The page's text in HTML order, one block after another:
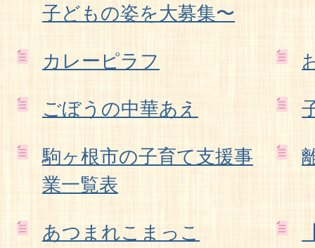
子どもの姿を大募集〜
カレーピラフ
ごぼうの中華あえ
駒ヶ根市の子育て支援事
業一覧表
あつまれこまっこ